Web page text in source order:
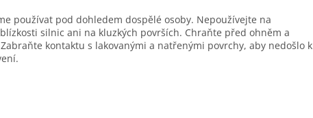
používat pod dohledem dospělé osoby. Nepoužívejte na
silnic ani na kluzkých površích. Chraňte před ohněm a
kontaktu s lakovanými a natřenými povrchy, aby nedošlo k